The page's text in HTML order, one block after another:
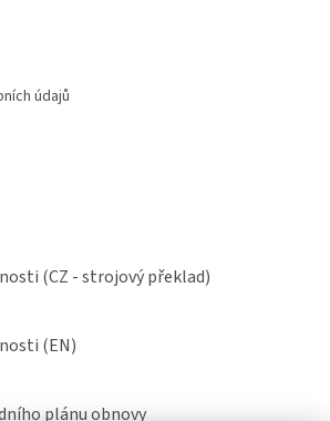
údajů
(CZ - strojový překlad)
(EN)
plánu obnovy